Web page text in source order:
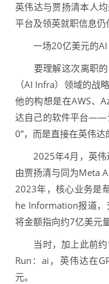
英伟达与贾扬清本人
平台及领英就职信息仍
一场20亿美元的AI
要理解这次离职的
（AI Infra）领域的战
他的构想是在AWS、
达自己的软件平台——
0”，而是直接在英伟达
2025年4月，英伟
由贾扬清与同为Meta
2023年，核心业务是
he Information报道，
将金额指向约7亿美元
当时，加上此前约
Run：ai，英伟达在
元。